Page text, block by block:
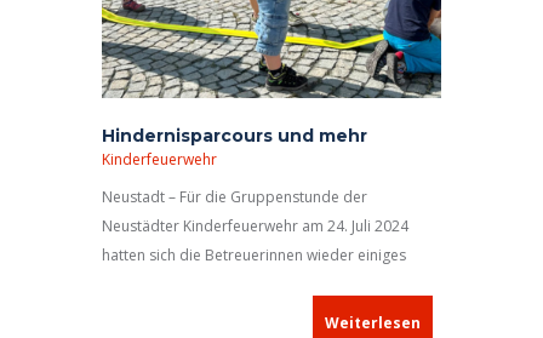
Hindernisparcours und mehr
Kinderfeuerwehr
Neustadt – Für die Gruppenstunde der
Neustädter Kinderfeuerwehr am 24. Juli 2024
hatten sich die Betreuerinnen wieder einiges
Weiterlesen